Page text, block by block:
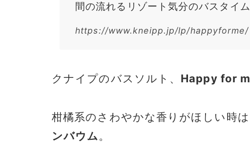
間の流れるリゾート気分のバスタイム
https://www.kneipp.jp/lp/happyforme/
クナイプのバスソルト、 Happy for
柑橘系のさわやかな香りがほしい時
ンバウム。